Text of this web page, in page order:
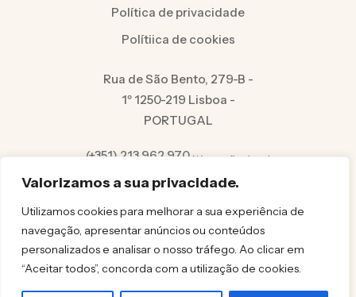
Valorizamos a sua privacidade.
Utilizamos cookies para melhorar a sua experiência de
navegação, apresentar anúncios ou conteúdos
personalizados e analisar o nosso tráfego. Ao clicar em
“Aceitar todos”, concorda com a utilização de cookies.
Política de privacidade
Polítiica de cookies
Rua de São Bento, 279-B -
1º 1250-219 Lisboa -
PORTUGAL
(+351) 213 962 970Número fixo local
info@felicita.pt
© FELICITA 2025